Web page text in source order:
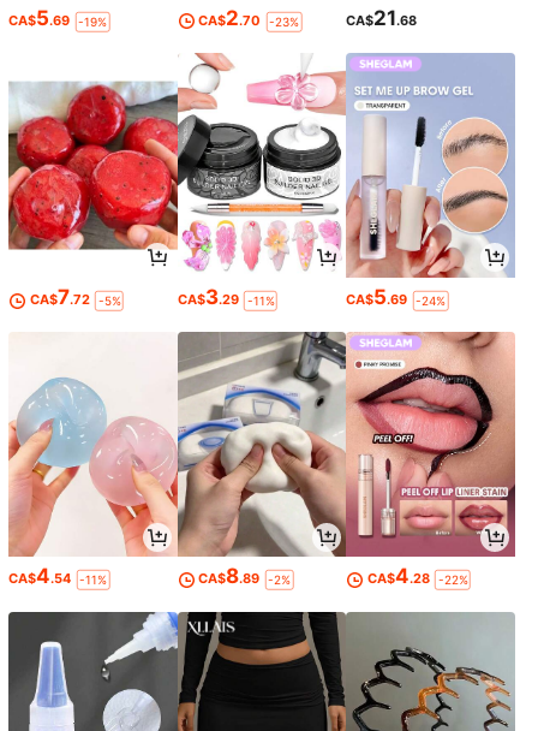
CA$5.69 -19% CA$2.70 -23% CA$21.68
CA$7.72 -5% CA$3.29 -11% CA$5.69 -24%
CA$4.54 -11% CA$8.89 -2% CA$4.28 -22%